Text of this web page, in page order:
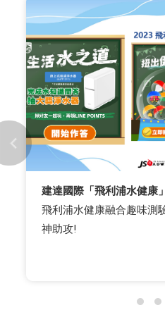
建達國際「飛利浦水健康」
飛利浦水健康融合趣味測
神助攻!